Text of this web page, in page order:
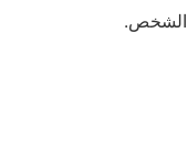
الشخص.